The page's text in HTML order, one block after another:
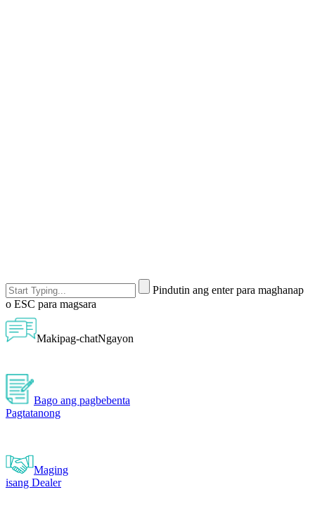
Pindutin ang enter para maghanap
o ESC para magsara
Makipag-chatNgayon
Bago ang pagbebenta
Pagtatanong
Maging
isang Dealer